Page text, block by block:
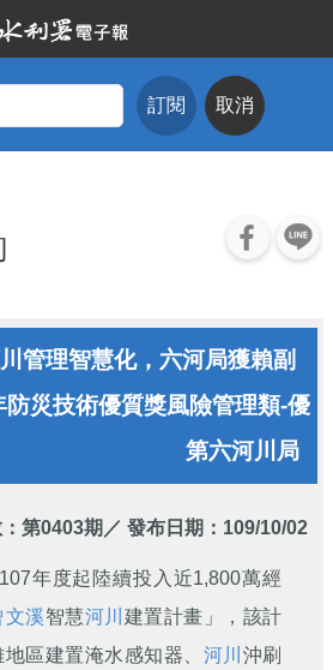
訂閱 取消
管理智慧化，六河局獲賴副
災技術優質獎風險管理類-優
第六河川局
第0403期 ／ 發布日期：109/10/02
年度起陸續投入近1,800萬經
文溪智慧河川 建置計畫」，該計
區建置淹水感知器、 河川 沖刷